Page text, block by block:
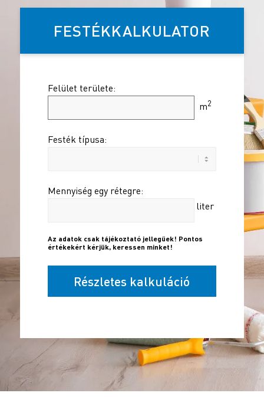
FESTÉKKALKULATOR
Felület területe:
m2
Festék típusa:
Mennyiség egy rétegre:
liter
Az adatok csak tájékoztató jellegűek! Pontos
értékekért kérjük, keressen minket!
Részletes kalkuláció